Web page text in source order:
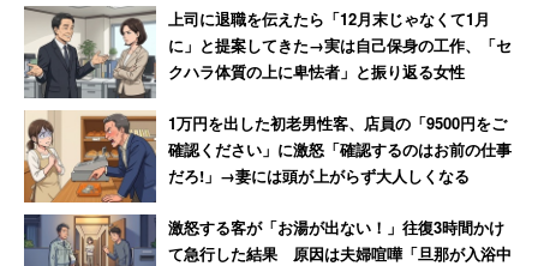
最低限実現したい生涯最高年収は、500～600万円が
18.2％と最も多く、次いで400～500万円が14.2％だっ
た。堅実な学生が多い一方で、1000～1500万円という回
答も10.2％で3番目に多かった。
キャリコネニュース編集部では、編集記者・ライター
を募集しています。
上司に退職を伝えたら「12月末じゃなくて1月
に」と提案してきた→実は自己保身の工作、「セ
クハラ体質の上に卑怯者」と振り返る女性
1万円を出した初老男性客、店員の「9500円をご
確認ください」に激怒「確認するのはお前の仕事
だろ!」→妻には頭が上がらず大人しくなる
激怒する客が「お湯が出ない！」往復3時間かけ
て急行した結果 原因は夫婦喧嘩「旦那が入浴中